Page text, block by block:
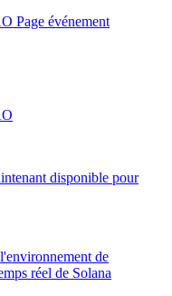
Page événement
disponible pour
de
réel de Solana